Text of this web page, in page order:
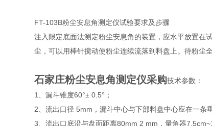
FT-103B粉尘安息角测定仪试验要求及步骤
注入限定底面法测定粉尘安息角的装置，应水平放置在
尘，可以用棒针搅动使粉尘连续流落到料盘上。待粉尘
石家庄粉尘安息角测定仪采购技术参数：
1、漏斗锥度60°± 0.5°；
2、流出口径 5mm，漏斗中心与下部料盘中心应在一条
3、流出口底沿与盘面距离80mm 2 mm，量角器